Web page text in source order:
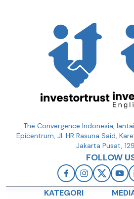
The Convergence Indonesia,
Epicentrum, Jl. HR Rasuna Said,
Jakarta Pusat,
FOLLOW
KATEGORI